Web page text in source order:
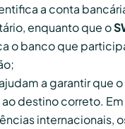
a conta
enquanto que o
o banco que
a garantir que
destino correto.
internacionais,